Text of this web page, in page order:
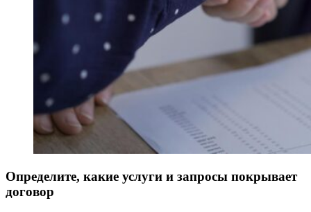
Определите, какие услуги и запросы покрывает
договор